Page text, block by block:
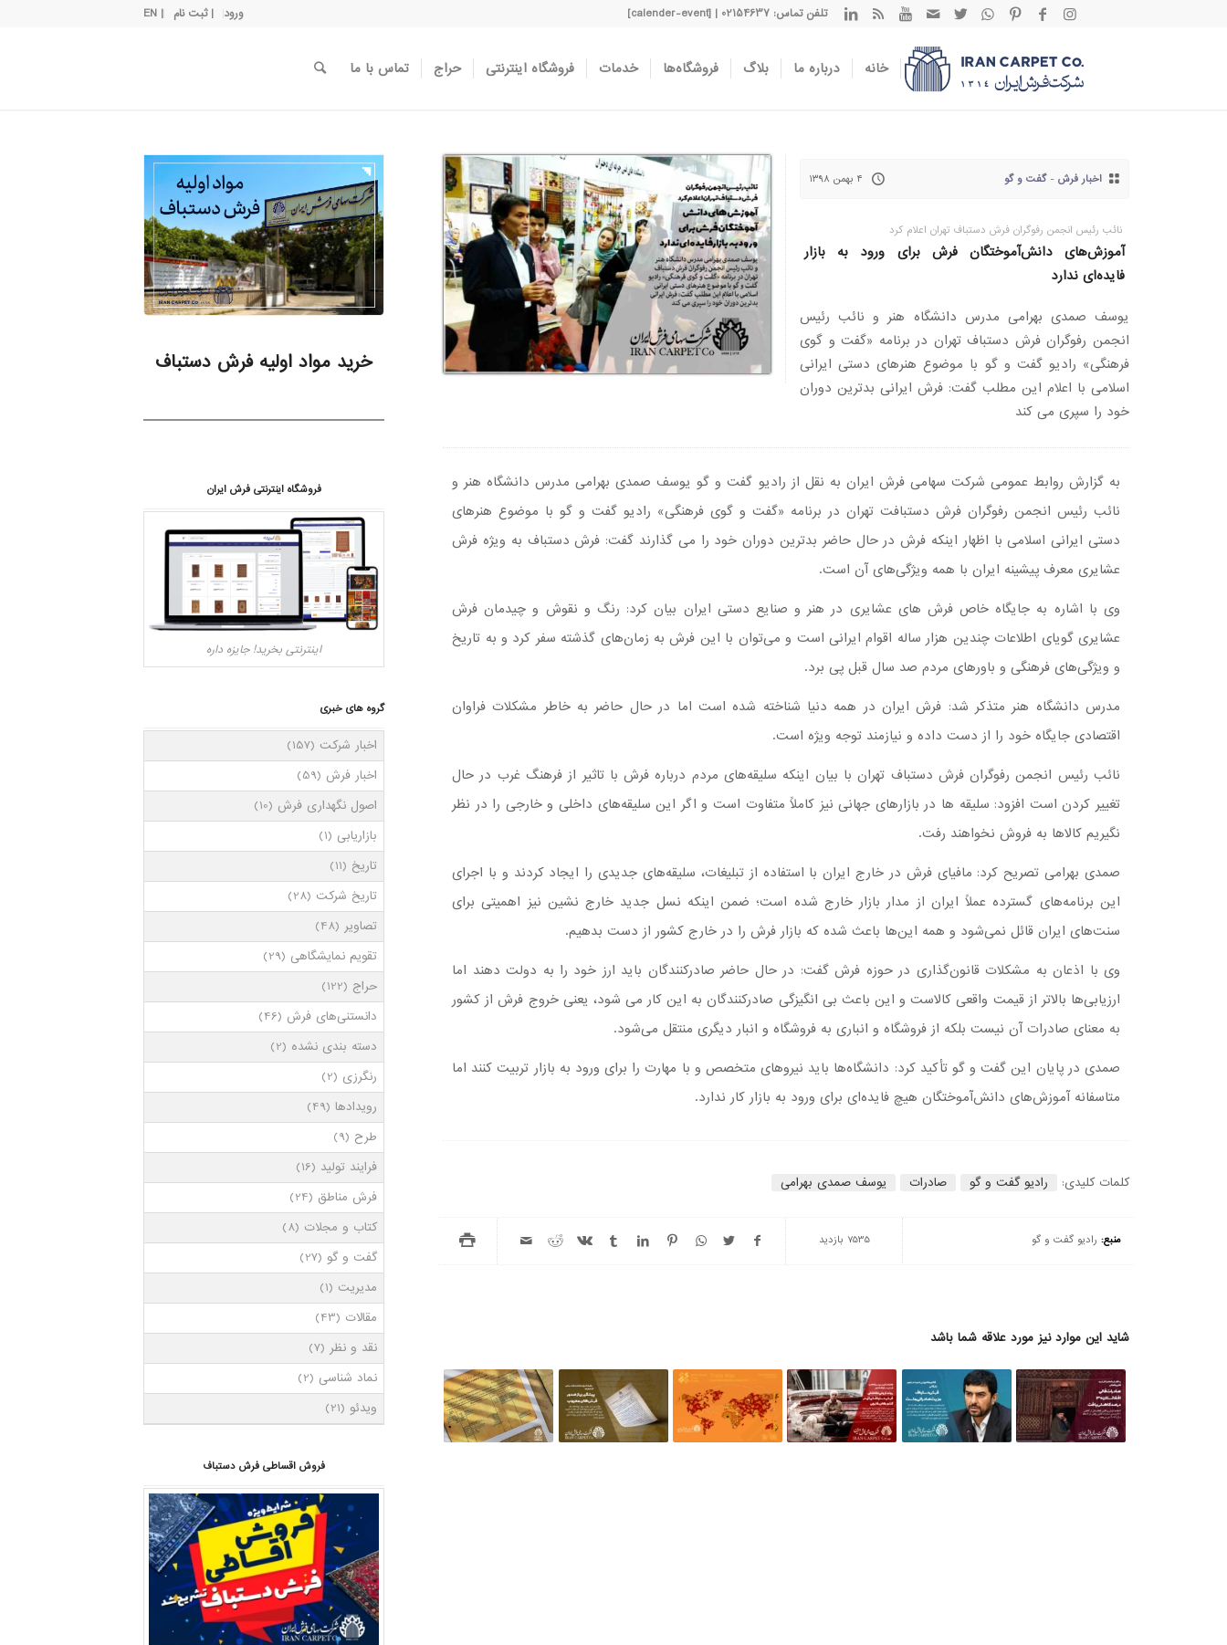
ورود | ثبت نام | EN تلفن تماس: 02154637 | [calender-event]
خانه درباره ما بلاگ فروشگاه‌ها خدمات فروشگاه اینترنتی حراج تماس با ما
اخبار فرش -گفت و گو ۴ بهمن ۱۳۹۸
نائب رئیس انجمن رفوگران فرش دستباف تهران اعلام کرد
آموزش‌های دانش‌آموختگان فرش برای ورود به بازار
فایده‌ای ندارد
یوسف صمدی بهرامی مدرس دانشگاه هنر و نائب رئیس
انجمن رفوگران فرش دستباف تهران در برنامه «گفت و گوی
فرهنگی» رادیو گفت و گو با موضوع هنرهای دستی ایرانی
اسلامی با اعلام این مطلب گفت: فرش ایرانی بدترین دوران
خود را سپری می کند
به گزارش روابط عمومی شرکت سهامی فرش ایران به نقل از رادیو گفت و گو یوسف صمدی بهرامی مدرس دانشگاه هنر و
نائب رئیس انجمن رفوگران فرش دستبافت تهران در برنامه «گفت و گوی فرهنگی» رادیو گفت و گو با موضوع هنرهای
دستی ایرانی اسلامی با اظهار اینکه فرش در حال حاضر بدترین دوران خود را می گذارند گفت: فرش دستباف به ویژه فرش
عشایری معرف پیشینه ایران با همه ویژگی‌های آن است.
وی با اشاره به جایگاه خاص فرش های عشایری در هنر و صنایع دستی ایران بیان کرد: رنگ و نقوش و چیدمان فرش
عشایری گویای اطلاعات چندین هزار ساله اقوام ایرانی است و می‌توان با این فرش به زمان‌های گذشته سفر کرد و به تاریخ
و ویژگی‌های فرهنگی و باورهای مردم صد سال قبل پی برد.
مدرس دانشگاه هنر متذکر شد: فرش ایران در همه دنیا شناخته شده است اما در حال حاضر به خاطر مشکلات فراوان
اقتصادی جایگاه خود را از دست داده و نیازمند توجه ویژه است.
نائب رئیس انجمن رفوگران فرش دستباف تهران با بیان اینکه سلیقه‌های مردم درباره فرش با تاثیر از فرهنگ غرب در حال
تغییر کردن است افزود: سلیقه ها در بازارهای جهانی نیز کاملاً متفاوت است و اگر این سلیقه‌های داخلی و خارجی را در نظر
نگیریم کالاها به فروش نخواهند رفت.
صمدی بهرامی تصریح کرد: مافیای فرش در خارج ایران با استفاده از تبلیغات، سلیقه‌های جدیدی را ایجاد کردند و با اجرای
این برنامه‌های گسترده عملاً ایران از مدار بازار خارج شده است؛ ضمن اینکه نسل جدید خارج نشین نیز اهمیتی برای
سنت‌های ایران قائل نمی‌شود و همه این‌ها باعث شده که بازار فرش را در خارج کشور از دست بدهیم.
وی با اذعان به مشکلات قانون‌گذاری در حوزه فرش گفت: در حال حاضر صادرکنندگان باید ارز خود را به دولت دهند اما
ارزیابی‌ها بالاتر از قیمت واقعی کالاست و این باعث بی انگیزگی صادرکنندگان به این کار می شود، یعنی خروج فرش از کشور
به معنای صادرات آن نیست بلکه از فروشگاه و انباری به فروشگاه و انبار دیگری منتقل می‌شود.
صمدی در پایان این گفت و گو تأکید کرد: دانشگاه‌ها باید نیروهای متخصص و با مهارت را برای ورود به بازار تربیت کنند اما
متاسفانه آموزش‌های دانش‌آموختگان هیچ فایده‌ای برای ورود به بازار کار ندارد.
کلمات کلیدی: رادیو گفت و گو صادرات یوسف صمدی بهرامی
منبع: رادیو گفت و گو 7535 بازدید
شاید این موارد نیز مورد علاقه شما باشد
خرید مواد اولیه فرش دستباف
فروشگاه اینترنتی فرش ایران
اینترنتی بخرید! جایزه داره
گروه های خبری
اخبار شرکت (157)
اخبار فرش (59)
اصول نگهداری فرش (10)
بازاریابی (1)
تاریخ (11)
تاریخ شرکت (28)
تصاویر (48)
تقویم نمایشگاهی (29)
حراج (122)
دانستنی‌های فرش (46)
دسته بندی نشده (2)
رنگرزی (2)
رویدادها(49)
طرح (9)
فرایند تولید (16)
فرش مناطق (24)
کتاب و مجلات (8)
گفت و گو (27)
مدیریت (1)
مقالات (43)
نقد و نظر (7)
نماد شناسی (2)
ویدئو (21)
فروش اقساطی فرش دستباف